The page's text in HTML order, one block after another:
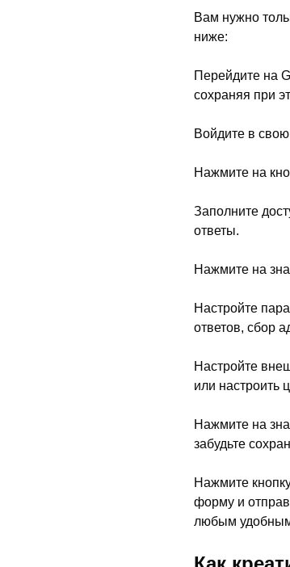
Вам нужно
ниже:
Перейдите на
сохраняя при
Войдите в
Нажмите на
Заполните
ответы.
Нажмите на
Настройте
ответов, сбор
Настройте
или настроить
Нажмите на
забудьте
Нажмите
форму и
любым